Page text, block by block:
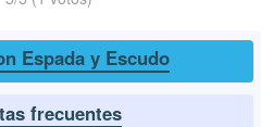
Espada y Escudo
frecuentes